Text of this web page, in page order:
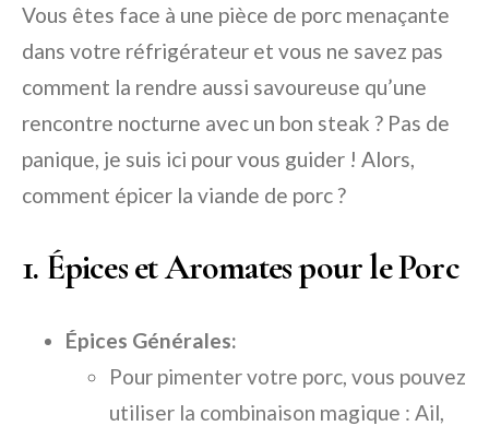
Vous êtes face à une pièce de porc menaçante
dans votre réfrigérateur et vous ne savez pas
comment la rendre aussi savoureuse qu’une
rencontre nocturne avec un bon steak ? Pas de
panique, je suis ici pour vous guider ! Alors,
comment épicer la viande de porc ?
1. Épices et Aromates pour le Porc
Épices Générales:
Pour pimenter votre porc, vous pouvez
utiliser la combinaison magique : Ail,